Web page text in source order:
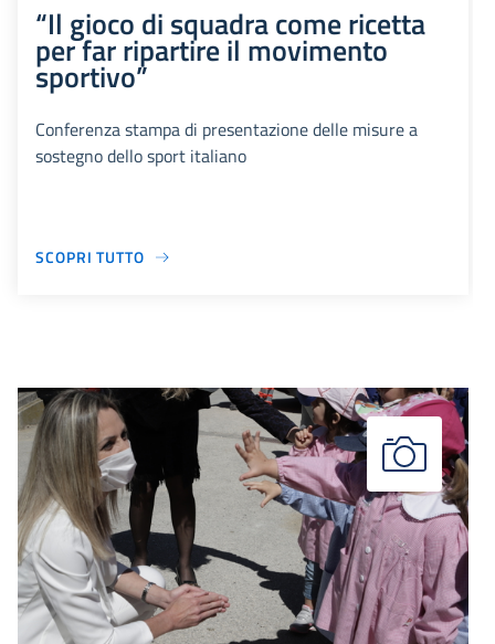
“Il gioco di squadra come ricetta
per far ripartire il movimento
sportivo”
Conferenza stampa di presentazione delle misure a
sostegno dello sport italiano
SCOPRI TUTTO